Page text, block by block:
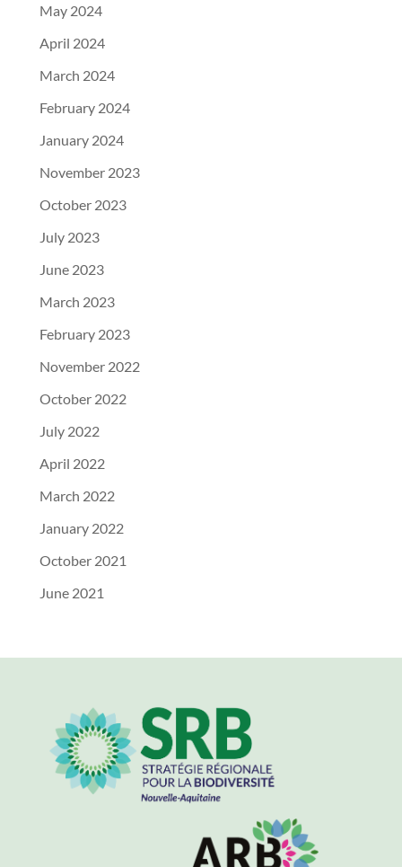
May 2024
April 2024
March 2024
February 2024
January 2024
November 2023
October 2023
July 2023
June 2023
March 2023
February 2023
November 2022
October 2022
July 2022
April 2022
March 2022
January 2022
October 2021
June 2021